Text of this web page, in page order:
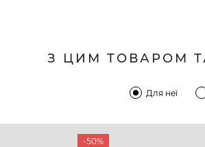
З ЦИМ ТОВАРОМ
Для неї
-50%